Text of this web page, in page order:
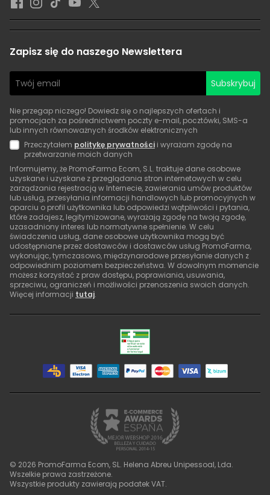
Zapisz się do naszego Newslettera
Subskrybuj
Nie przegap niczego! Dowiedz się o najlepszych ofertach i
promocjach za pośrednictwem poczty e-mail, pocztówki, SMS-a
lub innych równoważnych środków elektronicznych
Przeczytałem politykę prywatności i wyrażam zgodę na
przetwarzanie moich danych
Informujemy, że PromoFarma Ecom, S.L. traktuje dane osobowe
uzyskane i uzyskane z przeglądania stron internetowych w celu
zarządzania rejestracją w Internecie, zawierania umów produktów
lub usług, przesyłania informacji handlowych lub promocyjnych w
oparciu o profil użytkownika lub odpowiedzi wątpliwości i pytania,
które zadajesz, legitymizowane, wyrażają zgodę na twoją zgodę,
uzasadniony interes lub normatywne spełnienie. W celu
świadczenia usług, dane osobowe użytkownika mogą być
udostępniane przez dostawców i dostawców usług PromoFarma,
wykonując, tymczasowo, międzynarodowe przesyłanie danych z
odpowiednim poziomem bezpieczeństwa. W dowolnym momencie
możesz korzystać z praw dostępu, poprawiania, usuwania,
sprzeciwu, ograniczeń i możliwości przenoszenia swoich danych.
Więcej informacji tutaj.
© 2026 PromoFarma Ecom, SL. Helena Abreu Unipessoal, Lda.
Wszelkie prawa zastrzeżone.
Wszystkie produkty zawierają podatek VAT.